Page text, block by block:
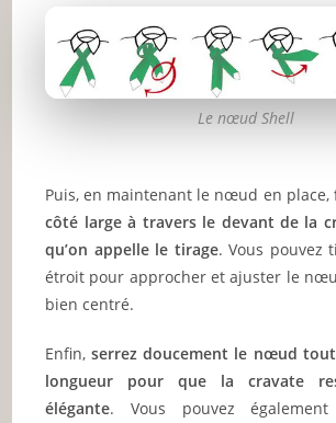
Le nœud Shell
Puis, en maintenant le nœud en place,
côté large à travers le devant de la
qu’on appelle le tirage. Vous pouvez
étroit pour approcher et ajuster le
bien centré.
Enfin,serrez doucement le nœud
longueur pour que la cravate
élégante. Vous pouvez